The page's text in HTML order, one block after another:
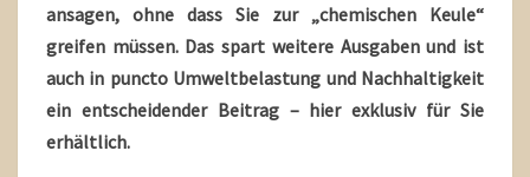
ansagen, ohne dass Sie zur „chemischen Keule“
greifen müssen. Das spart weitere Ausgaben und ist
auch in puncto Umweltbelastung und Nachhaltigkeit
ein entscheidender Beitrag – hier exklusiv für Sie
erhältlich.